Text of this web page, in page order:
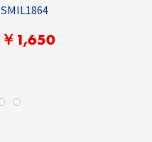
SMIL1864
￥1,650